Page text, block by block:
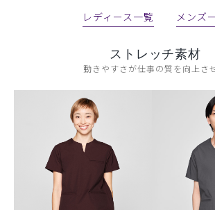
レディース一覧 メンズ
ストレッチ素材
動きやすさが仕事の質を向上さ